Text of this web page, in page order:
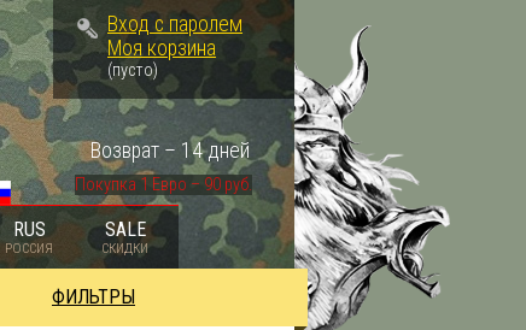
Вход с паролем
Моя корзина
(пусто)
Покупка 1 Евро – 90 руб.
Возврат – 14 дней
RUS
РОССИЯ
SALE
СКИДКИ
ФИЛЬТРЫ